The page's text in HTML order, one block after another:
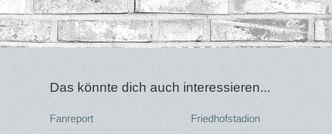
Das könnte dich auch interessieren...
Fanreport Friedhofstadion